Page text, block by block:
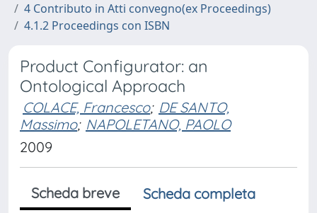
4 Contributo in Atti convegno(ex Proceedings)
4.1.2 Proceedings con ISBN
Product Configurator: an
Ontological Approach
COLACE, Francesco; DE SANTO,
Massimo; NAPOLETANO, PAOLO
2009
Scheda breve
Scheda completa